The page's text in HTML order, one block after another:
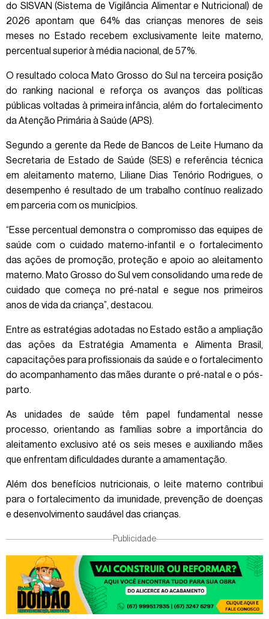
do SISVAN (Sistema de Vigilância Alimentar e Nutricional) de
2026 apontam que 64% das crianças menores de seis
meses no Estado recebem exclusivamente leite materno,
percentual superior à média nacional, de 57%.
O resultado coloca Mato Grosso do Sul na terceira posição
do ranking nacional e reforça os avanços das políticas
públicas voltadas à primeira infância, além do fortalecimento
da Atenção Primária à Saúde (APS).
Segundo a gerente da Rede de Bancos de Leite Humano da
Secretaria de Estado de Saúde (SES) e referência técnica
em aleitamento materno, Liliane Dias Tenório Rodrigues, o
desempenho é resultado de um trabalho contínuo realizado
em parceria com os municípios.
“Esse percentual demonstra o compromisso das equipes de
saúde com o cuidado materno-infantil e o fortalecimento
das ações de promoção, proteção e apoio ao aleitamento
materno. Mato Grosso do Sul vem consolidando uma rede de
cuidado que começa no pré-natal e segue nos primeiros
anos de vida da criança”, destacou.
Entre as estratégias adotadas no Estado estão a ampliação
das ações da Estratégia Amamenta e Alimenta Brasil,
capacitações para profissionais da saúde e o fortalecimento
do acompanhamento das mães durante o pré-natal e o pós-
parto.
As unidades de saúde têm papel fundamental nesse
processo, orientando as famílias sobre a importância do
aleitamento exclusivo até os seis meses e auxiliando mães
que enfrentam dificuldades durante a amamentação.
Além dos benefícios nutricionais, o leite materno contribui
para o fortalecimento da imunidade, prevenção de doenças
e desenvolvimento saudável das crianças.
Publicidade